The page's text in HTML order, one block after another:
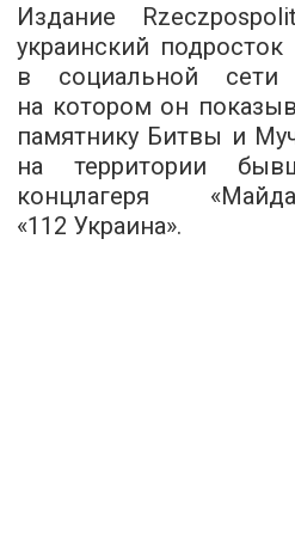
Издание
украинский
в социальной сети
на котором он
памятнику Битвы и
на территории
концлагеря
«112 Украина».